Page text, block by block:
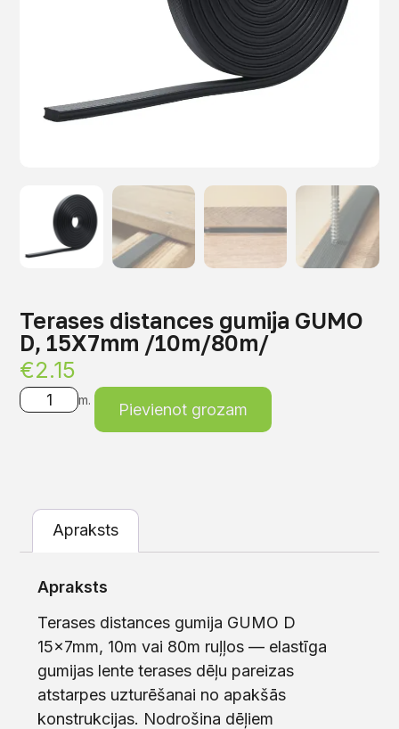
Terases distances gumija GUMO
D, 15X7mm /10m/80m/
€2.15
m.
Pievienot grozam
Apraksts
Apraksts
Terases distances gumija GUMO D
15x7mm, 10m vai 80m ruļļos — elastīga
gumijas lente terases dēļu pareizas
atstarpes uzturēšanai no apakšās
konstrukcijas. Nodrošina dēļiem